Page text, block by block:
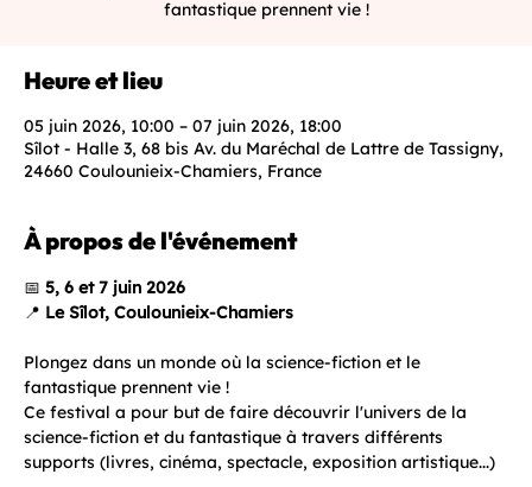
fantastique prennent vie !
Heure et lieu
05 juin 2026, 10:00 – 07 juin 2026, 18:00
Sîlot - Halle 3, 68 bis Av. du Maréchal de Lattre de Tassigny,
24660 Coulounieix-Chamiers, France
À propos de l'événement
📅 5, 6 et 7 juin 2026
📍 Le Sîlot, Coulounieix-Chamiers
Plongez dans un monde où la science-fiction et le
fantastique prennent vie !
Ce festival a pour but de faire découvrir l'univers de la
science-fiction et du fantastique à travers différents
supports (livres, cinéma, spectacle, exposition artistique...)